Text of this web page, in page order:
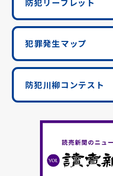
犯罪発生マップ
防犯川柳コンテスト